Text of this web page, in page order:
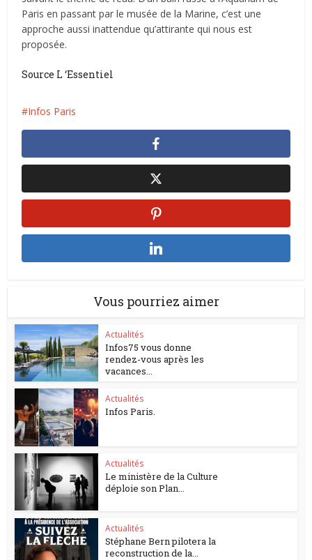
Paris en passant par le musée de la Marine, c’est une
approche aussi inattendue qu’attirante qui nous est
proposée.
Source L ‘Essentiel
Infos Paris
Vous pourriez aimer
Actualités
Infos75 vous donne
rendez-vous après les
vacances...
Actualités
Infos Paris.
Actualités
Le ministère de la Culture
déploie son Plan...
Actualités
Stéphane Bern pilotera la
reconstruction de la...